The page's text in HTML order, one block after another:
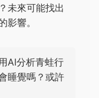
未來可能找出
影響。
AI分析青蛙行
睡覺嗎？或許